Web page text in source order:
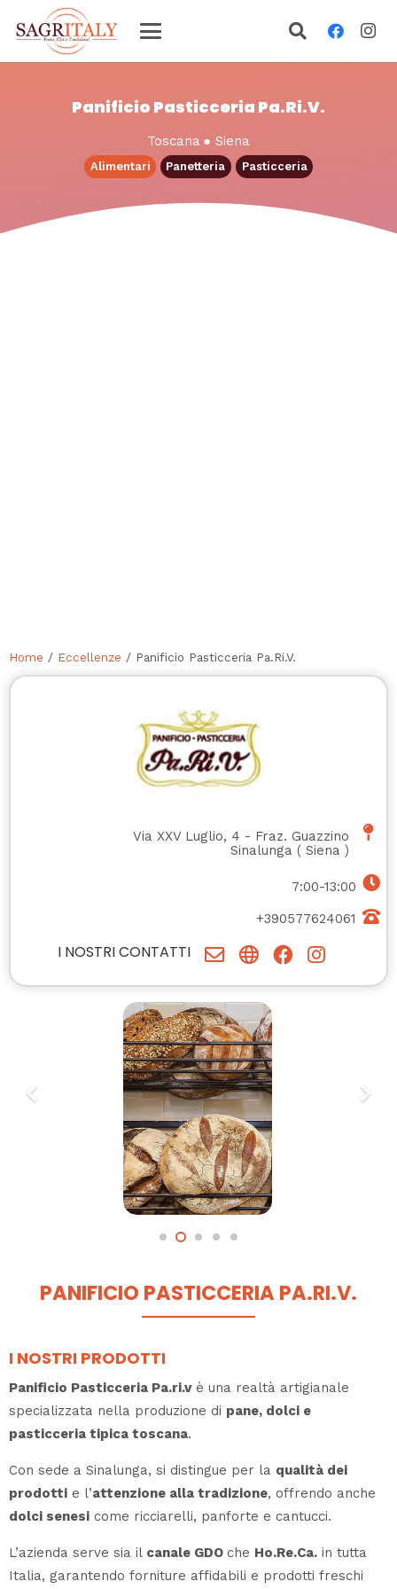
Panificio Pasticceria Pa.Ri.V.
Toscana ● Siena
Alimentari Panetteria Pasticceria
Home / Eccellenze / Panificio Pasticceria Pa.Ri.V.
Via XXV Luglio, 4 - Fraz. Guazzino
Sinalunga ( Siena )
7:00-13:00
+390577624061
I NOSTRI CONTATTI
PANIFICIO PASTICCERIA PA.RI.V.
I NOSTRI PRODOTTI
Panificio Pasticceria Pa.ri.vè una realtà artigianale
specializzata nella produzione di pane, dolci e
pasticceria tipica toscana.
Con sede a Sinalunga, si distingue per la qualità dei
prodotti e l’attenzione alla tradizione, offrendo anche
dolci senesi come ricciarelli, panforte e cantucci.
L’azienda serve sia il canale GDO che Ho.Re.Ca. in tutta
Italia, garantendo forniture affidabili e prodotti freschi